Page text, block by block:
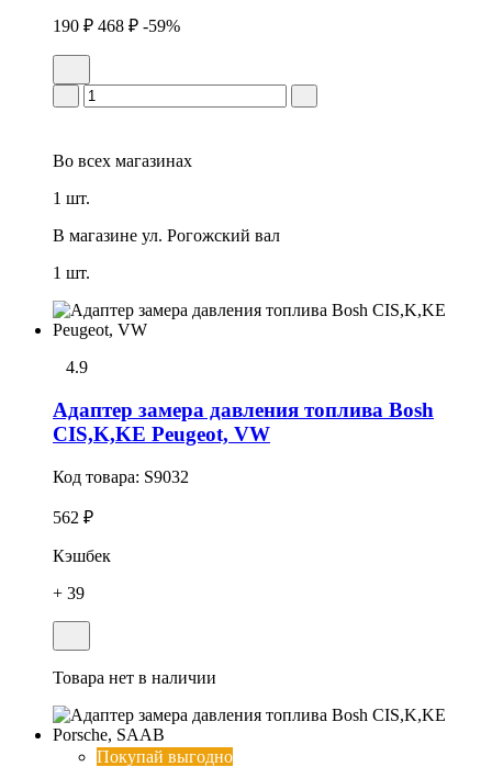
190 ₽ 468 ₽ -59%
Во всех магазинах
1 шт.
В магазине ул. Рогожский вал
1 шт.
4.9
Адаптер замера давления топлива Bosh
CIS,K,KE Peugeot, VW
Код товара: S9032
562 ₽
Кэшбек
+ 39
Товара нет в наличии
Покупай выгодно